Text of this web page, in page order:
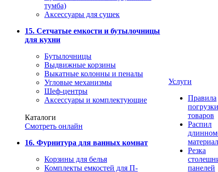
тумба)
Аксессуары для сушек
15. Сетчатые емкости и бутылочницы
для кухни
Бутылочницы
Выдвижные корзины
Выкатные колонны и пеналы
Угловые механизмы
Шеф-центры
Аксессуары и комплектующие
Каталоги
Смотреть онлайн
16. Фурнитура для ванных комнат
Корзины для белья
Комплекты емкостей для П-
Услуги
Правила
погрузки
товаров
Распил
Резка
панелей